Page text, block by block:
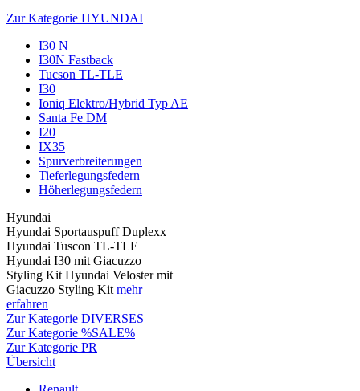
Zur Kategorie HYUNDAI
I30 N
I30N Fastback
Tucson TL-TLE
I30
Ioniq Elektro/Hybrid Typ AE
Santa Fe DM
I20
IX35
Spurverbreiterungen
Tieferlegungsfedern
Höherlegungsfedern
Hyundai
Hyundai Sportauspuff Duplexx
Hyundai Tuscon TL-TLE
Hyundai I30 mit Giacuzzo
Styling Kit Hyundai Veloster mit
Giacuzzo Styling Kit mehr
erfahren
Zur Kategorie DIVERSES
Zur Kategorie %SALE%
Zur Kategorie PR
Übersicht